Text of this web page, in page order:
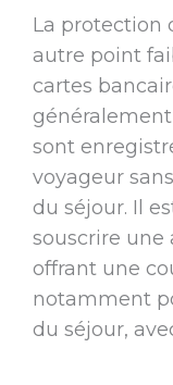
La protection
autre point
cartes
sont
voyageur
du séjour. Il
souscrire une
offrant une
notamment
du séjour,